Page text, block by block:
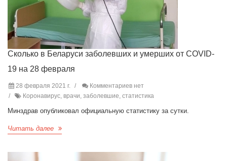
Сколько в Беларуси заболевших и умерших от COVID-
19 на 28 февраля
28 февраля 2021 г.
Комментариев нет
Коронавирус, врачи, заболевшие, статистика
Минздрав опубликовал официальную статистику за сутки.
Читать далее